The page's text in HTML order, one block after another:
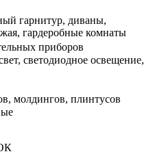
гарнитур, диваны,
гардеробные комнаты
приборов
светодиодное освещение,
молдингов, плинтусов